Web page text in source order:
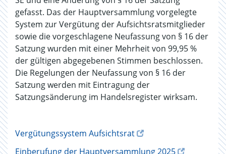
gefasst. Das der Hauptversammlung vorgelegte
System zur Vergütung der Aufsichtsratsmitglieder
sowie die vorgeschlagene Neufassung von § 16 der
Satzung wurden mit einer Mehrheit von 99,95 %
der gültigen abgegebenen Stimmen beschlossen.
Die Regelungen der Neufassung von § 16 der
Satzung werden mit Eintragung der
Satzungsänderung im Handelsregister wirksam.
Vergütungssystem Aufsichtsrat
Einberufung der Hauptversammlung 2025